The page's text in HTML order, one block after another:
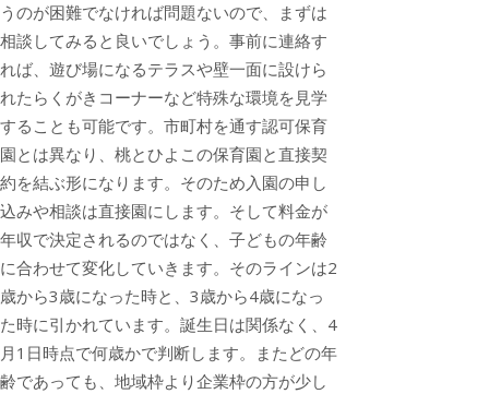
うのが困難でなければ問題ないので、まずは
相談してみると良いでしょう。事前に連絡す
れば、遊び場になるテラスや壁一面に設けら
れたらくがきコーナーなど特殊な環境を見学
することも可能です。市町村を通す認可保育
園とは異なり、桃とひよこの保育園と直接契
約を結ぶ形になります。そのため入園の申し
込みや相談は直接園にします。そして料金が
年収で決定されるのではなく、子どもの年齢
に合わせて変化していきます。そのラインは2
歳から3歳になった時と、3歳から4歳になっ
た時に引かれています。誕生日は関係なく、4
月1日時点で何歳かで判断します。またどの年
齢であっても、地域枠より企業枠の方が少し